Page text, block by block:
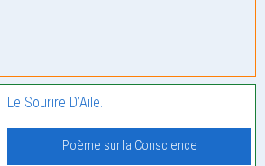
Le Sourire D’Aile.
Poème sur la Conscience